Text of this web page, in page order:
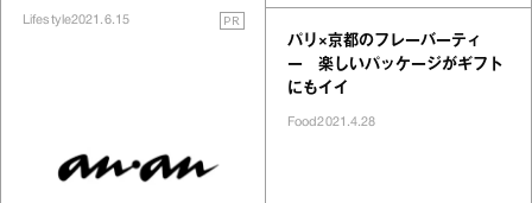
Lifestyle2021.6.15 PR
パリ×京都のフレーバーティ
ー 楽しいパッケージがギフト
にもイイ
Food2021.4.28